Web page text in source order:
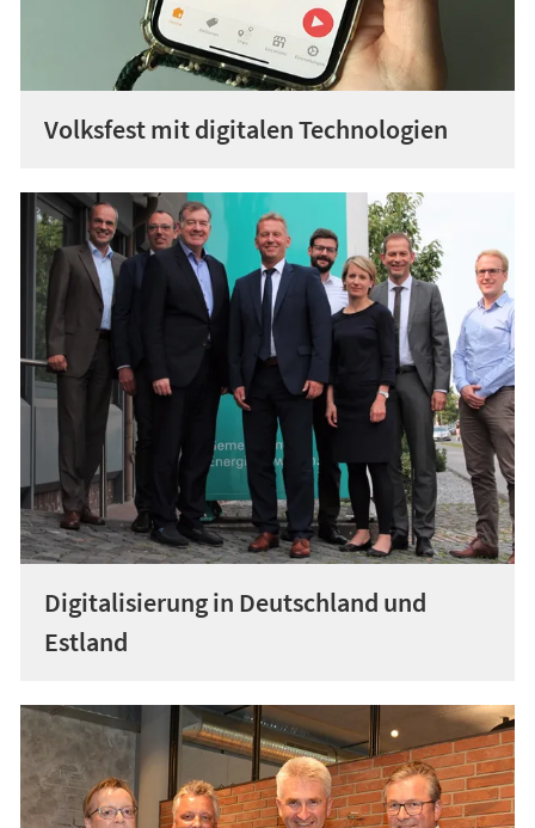
Volksfest mit digitalen Technologien
Digitalisierung in Deutschland und
Estland